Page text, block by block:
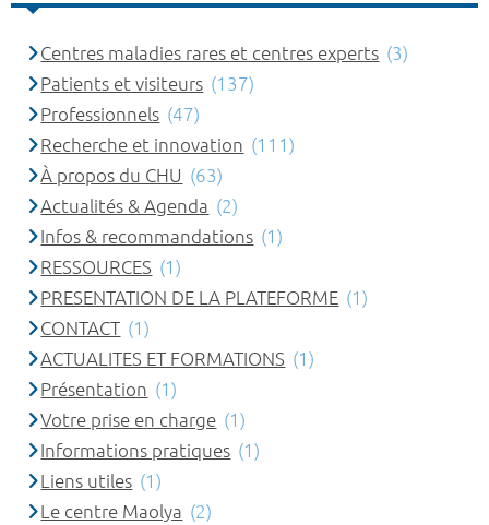
Centres maladies rares et centres experts (3)
Patients et visiteurs (137)
Professionnels (47)
Recherche et innovation (111)
À propos du CHU (63)
Actualités & Agenda (2)
Infos & recommandations (1)
RESSOURCES (1)
PRESENTATION DE LA PLATEFORME (1)
CONTACT (1)
ACTUALITES ET FORMATIONS (1)
Présentation (1)
Votre prise en charge (1)
Informations pratiques (1)
Liens utiles (1)
Le centre Maolya (2)